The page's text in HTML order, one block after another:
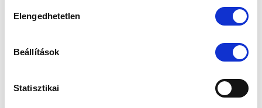
megnyomásával kifejezett hozzájárulásodat adod az
összes süti futtatásához, a „Személyre szabom” gomb
használatával csak az általad kiválasztott süti kategóriák
használatához járulsz hozzá, melyekről a Részletek
Munkánk megkönnyítése érdekében kérjük válaszd az
kiválasztása
Elengedhetetlen
Beállítások
Statisztikai
kötésére és felületsimításra szolgál, tartós kötést
ad.